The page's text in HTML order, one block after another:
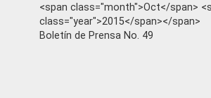
<span class="month">Oct</span>
class="year">2015</span></span>
Boletín de Prensa No. 49